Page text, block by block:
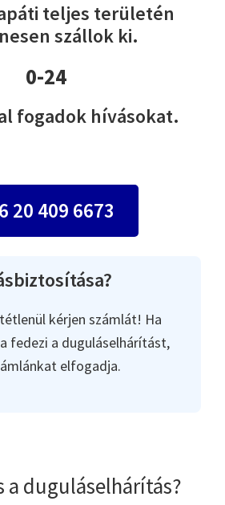
teljes területén
szállok ki.
0-24
fogadok hívásokat.
20 409 6673
kérjen számlát! Ha
fedezi a duguláselhárítást,
elfogadja.
a duguláselhárítás?